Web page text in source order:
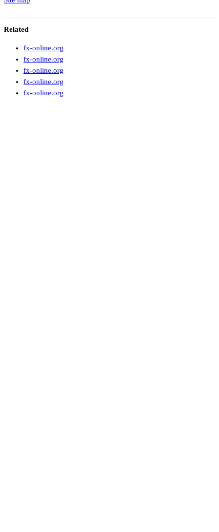
Related
fx-online.org
fx-online.org
fx-online.org
fx-online.org
fx-online.org